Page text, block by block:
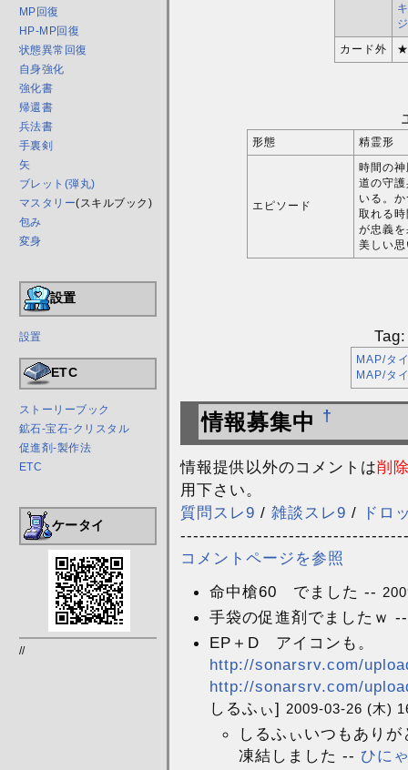
MP回復
HP-MP回復
状態異常回復
自身強化
強化書
帰還書
兵法書
手裏剣
矢
ブレット(弾丸)
マスタリー(スキルブック)
包み
変身
設置
設置
ETC
ストーリーブック
鉱石-宝石-クリスタル
促進剤-製作法
ETC
ケータイ
//
カード外
形態 精霊形
エピソード
時間の
道の守
いる。
取れる
が忠義
美しい
MAP/タ
MAP/タ
情報募集中 †
情報提供以外のコメントは削
用下さい。
質問スレ9 / 雑談スレ9 /
ドロ
コメントページを参照
命中槍60 でました --
手袋の促進剤でましたｗ
EP＋D アイコンも。
http://sonarsrv.com/
http://sonarsrv.com/
しるふぃ] 2009-03-26 (木)
しるふぃいつもありが
凍結しました -- ひに